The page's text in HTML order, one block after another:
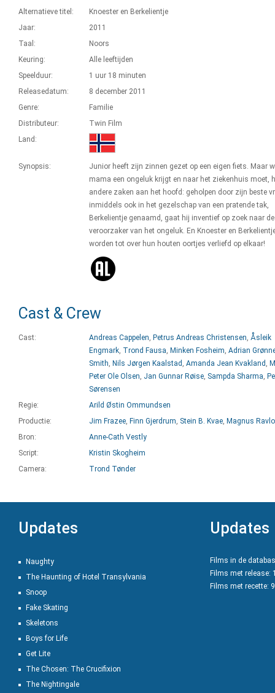
Alternatieve titel:
Knoester en Berkelientje
Jaar:
2011
Taal:
Noors
Keuring:
Alle leeftijden
Speelduur:
1 uur 18 minuten
Releasedatum:
8 december 2011
Genre:
Familie
Distributeur:
Twin Film
Land:
Synopsis:
Junior heeft zijn zinnen gezet op een eigen fiets. Maar
mama een ongeluk krijgt en naar het ziekenhuis moet,
andere zaken aan het hoofd: geholpen door zijn beste
inmiddels ook in het gezelschap van een pratende tak,
Berkelientje genaamd, gaat hij inventief op zoek naar de
veroorzaker van het ongeluk. En Knoester en
worden tot over hun houten oortjes verliefd op elkaar!
Cast & Crew
Cast: Andreas Cappelen, Petrus Andreas Christensen, Åsleik
Engmark, Trond Fausa, Minken Fosheim, Adrian
Smith, Nils Jørgen Kaalstad , Amanda Jean Kvakland ,
Peter Ole Olsen, Jan Gunnar Røise, Sampda Sharma,
Sørensen
Regie:
Arild Østin Ommundsen
Productie:
Jim Frazee, Finn Gjerdrum, Stein B. Kvae, Magnus
Bron:
Anne-Cath Vestly
Script:
Kristin Skogheim
Camera:
Trond Tønder
Updates
Naughty
The Haunting of Hotel Transylvania
Snoop
Fake Skating
Skeletons
Boys for Life
Get Lite
The Chosen: The Crucifixion
The Nightingale
Updates
Films in de
Films met release:
Films met recette: